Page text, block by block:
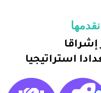
استراتيجيا